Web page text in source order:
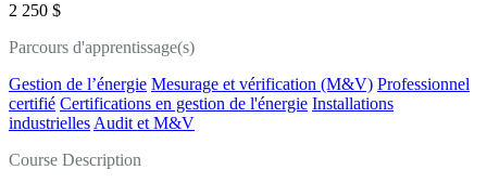
2 250 $
Parcours d'apprentissage(s)
Gestion de l’énergie Mesurage et vérification (M&V) Professionnel
certifié Certifications en gestion de l'énergie Installations
industrielles Audit et M&V
Course Description